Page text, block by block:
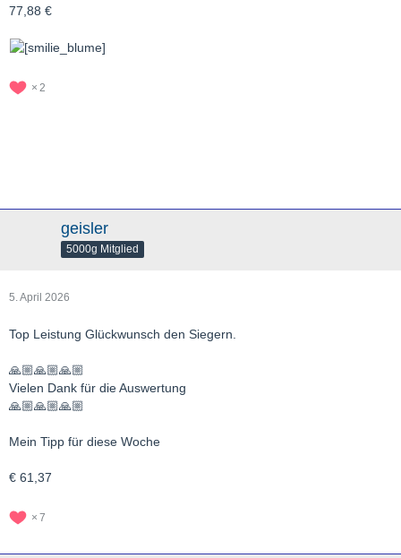
77,88 €
2
geisler
5000g Mitglied
5. April 2026
Top Leistung Glückwunsch den Siegern.
🙏🏼🙏🏼🙏🏼
Vielen Dank für die Auswertung
🙏🏼🙏🏼🙏🏼
Mein Tipp für diese Woche
€ 61,37
7